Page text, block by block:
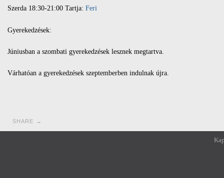
Szerda 18:30-21:00 Tartja: Feri
Gyerekedzések:
Júniusban a szombati gyerekedzések lesznek megtartva.
Várhatóan a gyerekedzések szeptemberben indulnak újra.
SHARE →